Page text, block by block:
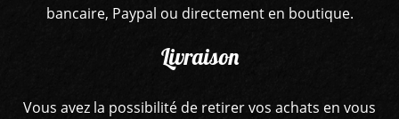
bancaire, Paypal ou directement en boutique.
Livraison
Vous avez la possibilité de retirer vos achats en vous